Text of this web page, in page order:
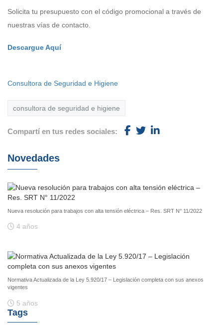
Solicita tu presupuesto con el código promocional a través de
nuestras vías de contacto.
Descargue Aquí
Consultora de Seguridad e Higiene
consultora de seguridad e higiene
Compartí en tus redes sociales:
Novedades
Nueva resolución para trabajos con alta tensión eléctrica – Res. SRT N° 11/2022
4 años
Normativa Actualizada de la Ley 5.920/17 – Legislación completa con sus anexos
vigentes
5 años
Tags